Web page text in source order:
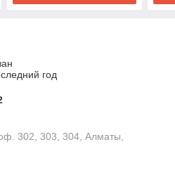
год
302, 303, 304, Алматы,